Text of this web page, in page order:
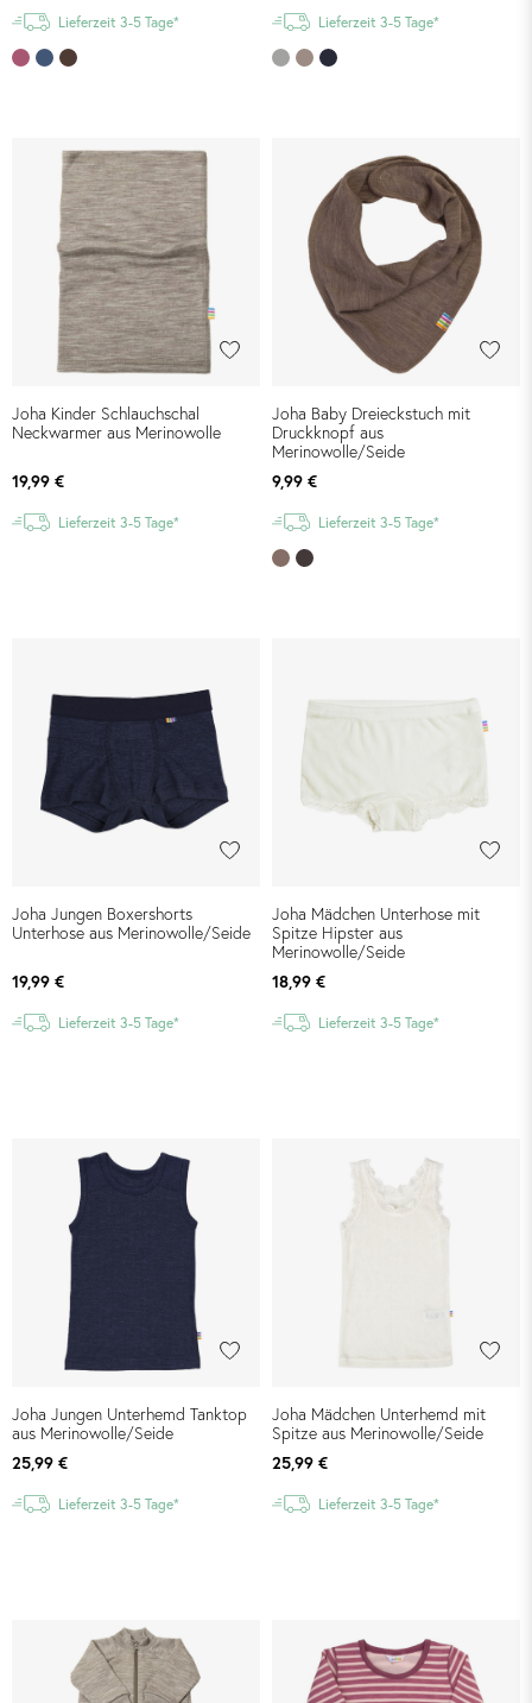
Lieferzeit 3-5 Tage* Lieferzeit 3-5 Tage*
Joha Kinder Schlauchschal
Neckwarmer aus Merinowolle
19,99 €
Lieferzeit 3-5 Tage*
Joha Baby Dreieckstuch mit
Druckknopf aus
Merinowolle/Seide
9,99 €
Lieferzeit 3-5 Tage*
Joha Jungen Boxershorts
Unterhose aus Merinowolle/Seide
19,99 €
Lieferzeit 3-5 Tage*
Joha Mädchen Unterhose mit
Spitze Hipster aus
Merinowolle/Seide
18,99 €
Lieferzeit 3-5 Tage*
Joha Jungen Unterhemd Tanktop
aus Merinowolle/Seide
25,99 €
Lieferzeit 3-5 Tage*
Joha Mädchen Unterhemd mit
Spitze aus Merinowolle/Seide
25,99 €
Lieferzeit 3-5 Tage*